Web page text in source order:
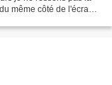
même côté de l'écran,